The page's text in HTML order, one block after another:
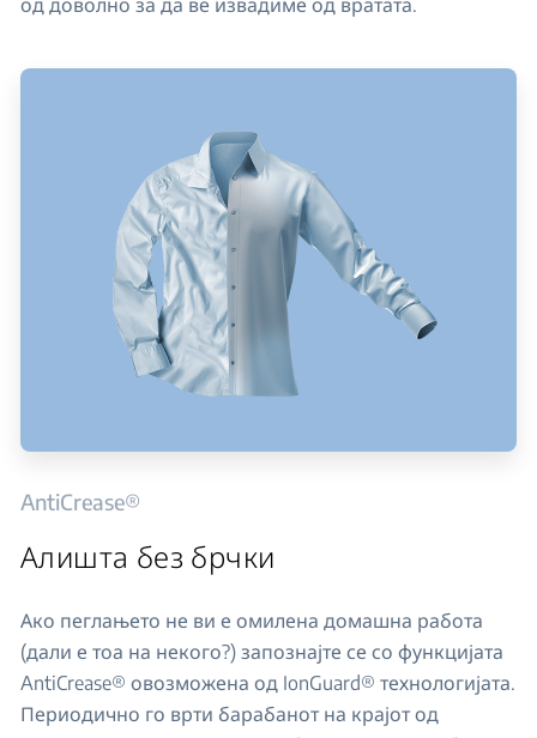
од доволно за да ве извадиме од вратата.
AntiCrease®
Алишта без брчки
Ако пеглањето не ви е омилена домашна работа
(дали е тоа на некого?) запознајте се со функцијата
AntiCrease® овозможена од IonGuard® технологијата.
Периодично го врти барабанот на крајот од